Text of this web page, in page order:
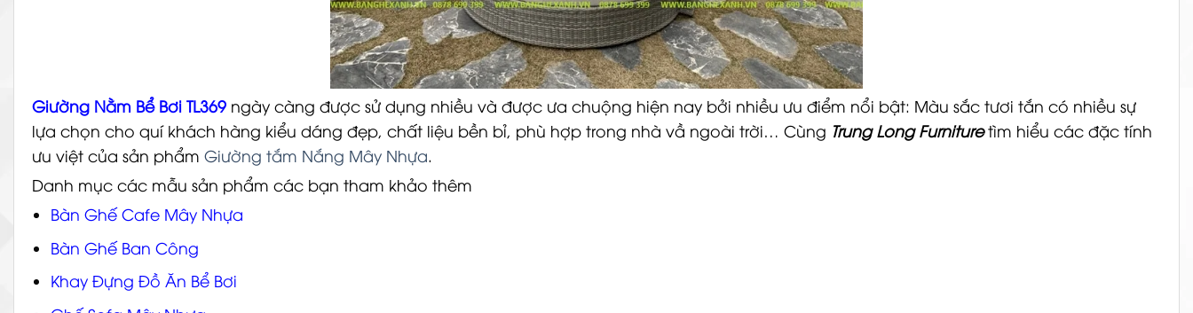
Giường Nằm Bể Bơi TL369 ngày càng được sử dụng nhiều và được ưa chuộng hiện nay bởi nhiều ưu điểm nổi bật: Màu sắc tươi tắn có nhiều sự
lựa chọn cho quí khách hàng kiểu dáng đẹp, chất liệu bền bỉ, phù hợp trong nhà vầ ngoài trời… Cùng Trung Long Furnituretìm hiểu các đặc tính
ưu việt của sản phẩm Giường tắm Nắng Mây Nhựa.
Danh mục các mẫu sản phẩm các bạn tham khảo thêm
Bàn Ghế Cafe Mây Nhựa
Bàn Ghế Ban Công
Khay Đựng Đồ Ăn Bể Bơi